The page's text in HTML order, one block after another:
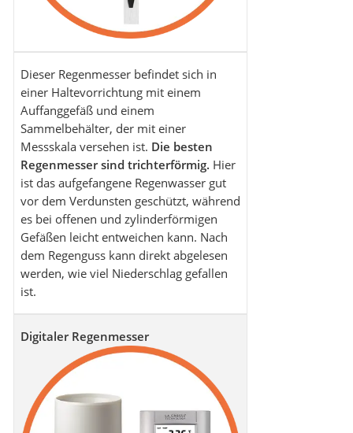
Dieser Regenmesser befindet sich in
einer Haltevorrichtung mit einem
Auffanggefäß und einem
Sammelbehälter, der mit einer
Messskala versehen ist. Die besten
Regenmesser sind trichterförmig. Hier
ist das aufgefangene Regenwasser gut
vor dem Verdunsten geschützt, während
es bei offenen und zylinderförmigen
Gefäßen leicht entweichen kann. Nach
dem Regenguss kann direkt abgelesen
werden, wie viel Niederschlag gefallen
ist.
Digitaler Regenmesser